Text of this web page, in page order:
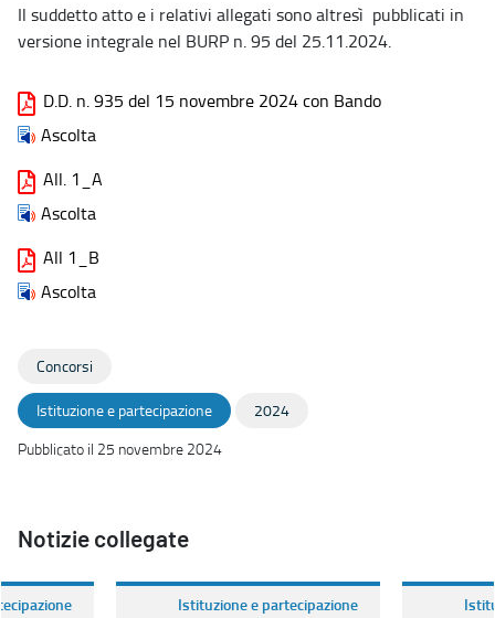
Il suddetto atto e i relativi allegati sono altresì pubblicati in
versione integrale nel BURP n. 95 del 25.11.2024.
D.D. n. 935 del 15 novembre 2024 con Bando
Ascolta
All. 1_A
Ascolta
All 1_B
Ascolta
Concorsi
Istituzione e partecipazione
2024
Pubblicato il 25 novembre 2024
Notizie collegate
Istituzione e partecipazione